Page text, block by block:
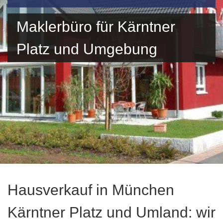
Maklerbüro für Kärntner
Platz und Umgebung
Hausverkauf in München
Kärntner Platz und Umland: wir